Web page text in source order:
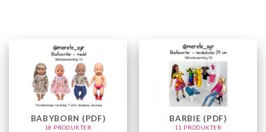
BABYBORN (PDF)
18 PRODUKTER
BARBIE (PDF)
11 PRODUKTER